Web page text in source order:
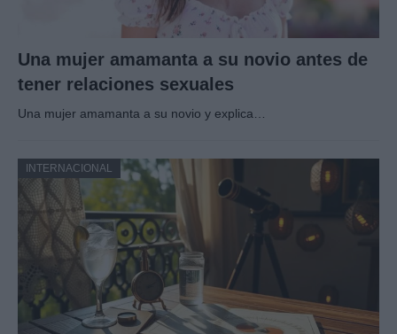
Una mujer amamanta a su novio antes de
tener relaciones sexuales
Una mujer amamanta a su novio y explica…
INTERNACIONAL